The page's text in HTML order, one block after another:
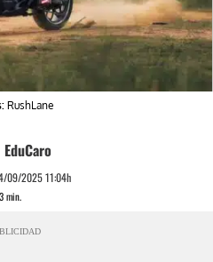
RushLane
EduCaro
09/2025 11:04h
3min.